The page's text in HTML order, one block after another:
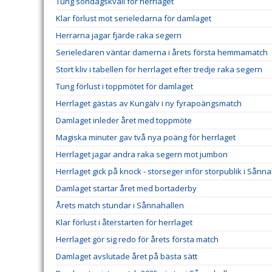
Klar förlust mot serieledarna för damlaget
Herrarna jagar fjärde raka segern
Serieledaren väntar damerna i årets första hemmamatch
Stort kliv i tabellen för herrlaget efter tredje raka segern
Tung förlust i toppmötet för damlaget
Herrlaget gästas av Kungälv i ny fyrapoängsmatch
Damlaget inleder året med toppmöte
Magiska minuter gav två nya poäng för herrlaget
Herrlaget jagar andra raka segern mot jumbon
Herrlaget gick på knock - storseger inför storpublik i
Damlaget startar året med bortaderby
Årets match stundar i Sånnahallen
Klar förlust i återstarten för herrlaget
Herrlaget gör sig redo för årets första match
Damlaget avslutade året på bästa sätt